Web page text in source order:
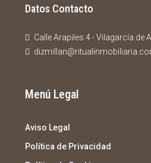
Datos Contacto
Calle Arapiles 4 - Vilagarcía de
Menú Legal
Aviso Legal
Política de Privacidad